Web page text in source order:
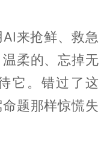
来抢鲜、救急
柔的、忘掉无
它。错过了这
题那样惊慌失